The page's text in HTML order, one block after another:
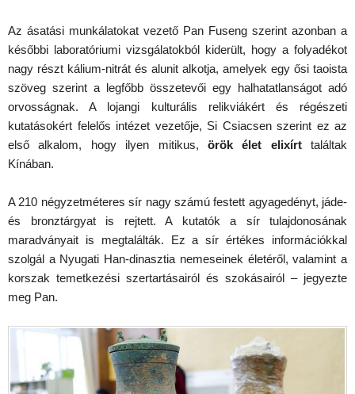
Az ásatási munkálatokat vezető Pan Fuseng szerint azonban a
későbbi laboratóriumi vizsgálatokból kiderült, hogy a folyadékot
nagy részt kálium-nitrát és alunit alkotja, amelyek egy ősi taoista
szöveg szerint a legfőbb összetevői egy halhatatlanságot adó
orvosságnak. A lojangi kulturális relikviákért és régészeti
kutatásokért felelős intézet vezetője, Si Csiacsen szerint ez az
első alkalom, hogy ilyen mitikus, örök élet elixírttaláltak
Kínában.
A 210 négyzetméteres sír nagy számú festett agyagedényt, jáde-
és bronztárgyat is rejtett. A kutatók a sír tulajdonosának
maradványait is megtalálták. Ez a sír értékes információkkal
szolgál a Nyugati Han-dinasztia nemeseinek életéről, valamint a
korszak temetkezési szertartásairól és szokásairól – jegyezte
meg Pan.